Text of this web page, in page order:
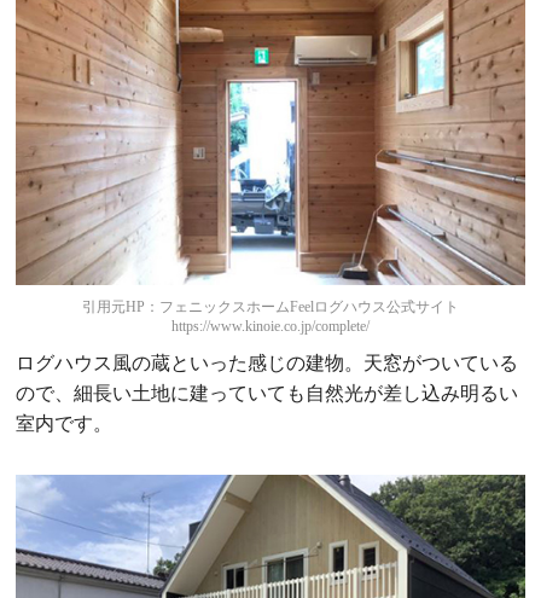
引用元HP：フェニックスホームFeelログハウス公式サイト
https://www.kinoie.co.jp/complete/
ログハウス風の蔵といった感じの建物。天窓がついている
ので、細長い土地に建っていても自然光が差し込み明るい
室内です。